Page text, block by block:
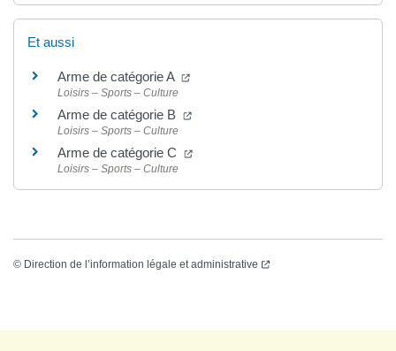
Et aussi
Arme de catégorie A
Loisirs – Sports – Culture
Arme de catégorie B
Loisirs – Sports – Culture
Arme de catégorie C
Loisirs – Sports – Culture
© Direction de l’information légale et administrative